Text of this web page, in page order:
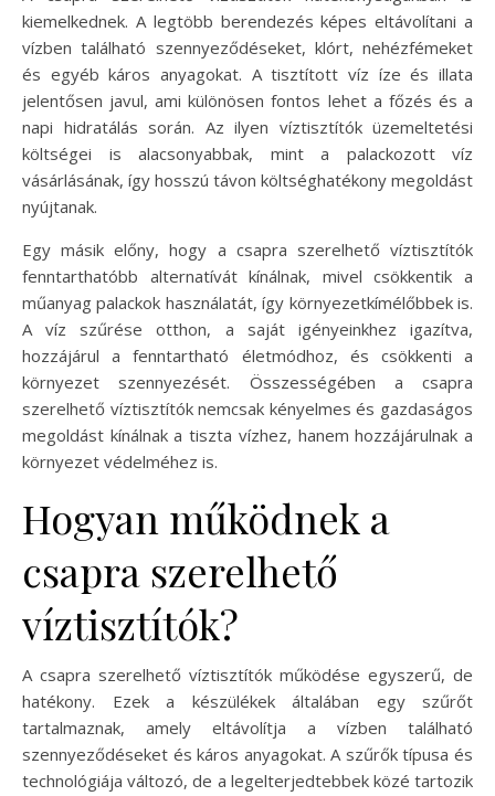
kiemelkednek. A legtöbb berendezés képes eltávolítani a
vízben található szennyeződéseket, klórt, nehézfémeket
és egyéb káros anyagokat. A tisztított víz íze és illata
jelentősen javul, ami különösen fontos lehet a főzés és a
napi hidratálás során. Az ilyen víztisztítók üzemeltetési
költségei is alacsonyabbak, mint a palackozott víz
vásárlásának, így hosszú távon költséghatékony megoldást
nyújtanak.
Egy másik előny, hogy a csapra szerelhető víztisztítók
fenntarthatóbb alternatívát kínálnak, mivel csökkentik a
műanyag palackok használatát, így környezetkímélőbbek is.
A víz szűrése otthon, a saját igényeinkhez igazítva,
hozzájárul a fenntartható életmódhoz, és csökkenti a
környezet szennyezését. Összességében a csapra
szerelhető víztisztítók nemcsak kényelmes és gazdaságos
megoldást kínálnak a tiszta vízhez, hanem hozzájárulnak a
környezet védelméhez is.
Hogyan működnek a
csapra szerelhető
víztisztítók?
A csapra szerelhető víztisztítók működése egyszerű, de
hatékony. Ezek a készülékek általában egy szűrőt
tartalmaznak, amely eltávolítja a vízben található
szennyeződéseket és káros anyagokat. A szűrők típusa és
technológiája változó, de a legelterjedtebbek közé tartozik